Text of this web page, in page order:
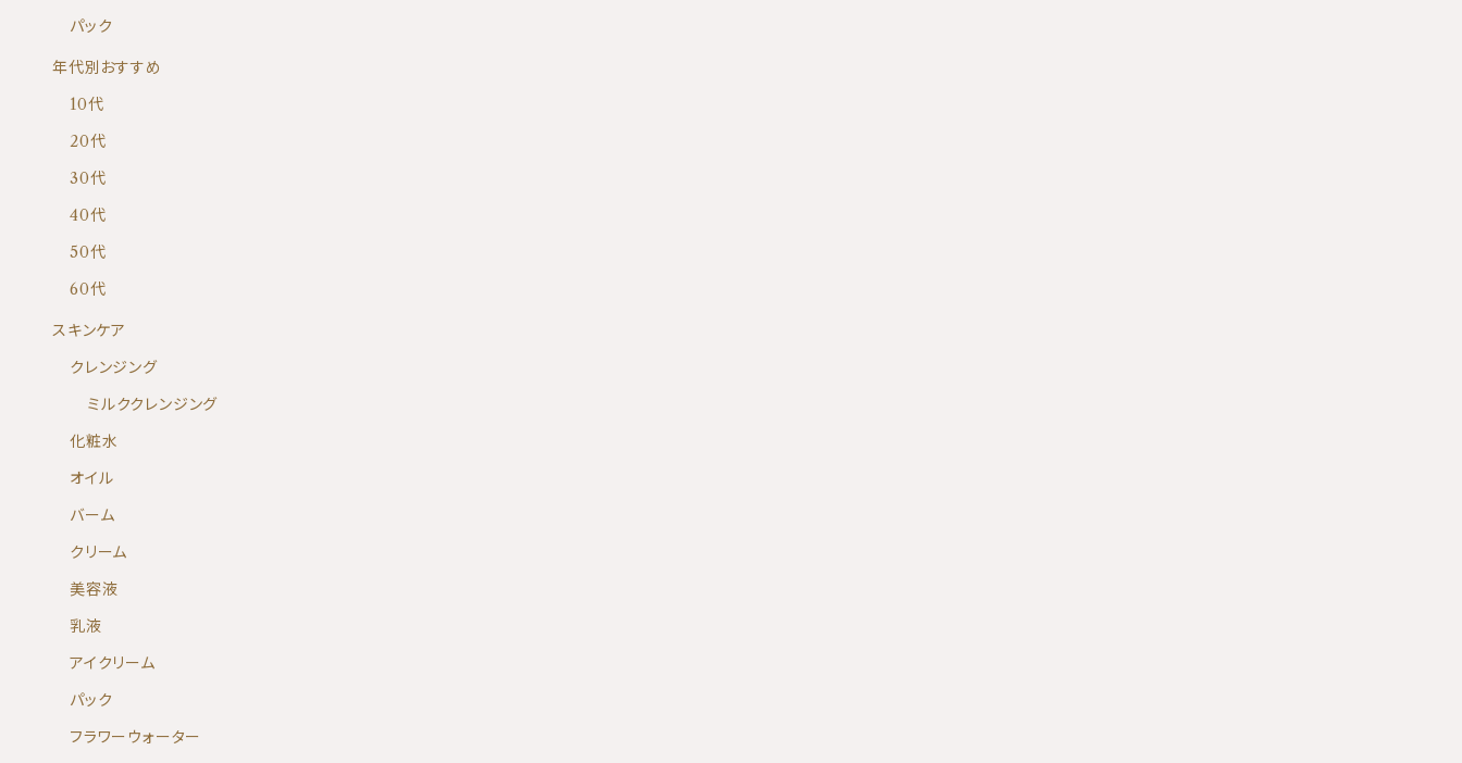
パック
年代別おすすめ
10代
20代
30代
40代
50代
60代
スキンケア
クレンジング
ミルククレンジング
化粧水
オイル
バーム
クリーム
美容液
乳液
アイクリーム
パック
フラワーウォーター